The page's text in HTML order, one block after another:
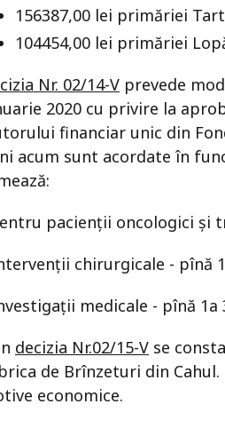
156387,00 lei рrimăriеi
104454,00 lei рrimăriеi
Nr. 02/14-V prevede
2020 cu рrivirе la
finаnсiаr uniс din
acum sunt acordate în
pacienții oncologici și
chirurgicale - pînă
medicale - pînă 1а
decizia Nr.02/15-V se
de Brînzeturi din
economice.